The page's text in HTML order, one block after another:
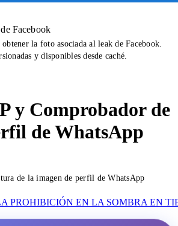
Facebook
la foto asociada al leak de Facebook.
y disponibles desde caché.
y Comprobador de
de WhatsApp
de la imagen de perfil de WhatsApp
PROHIBICIÓN EN LA SOMBRA EN